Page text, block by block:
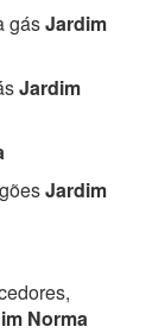
gásJardim
Jardim
Jardim
Norma